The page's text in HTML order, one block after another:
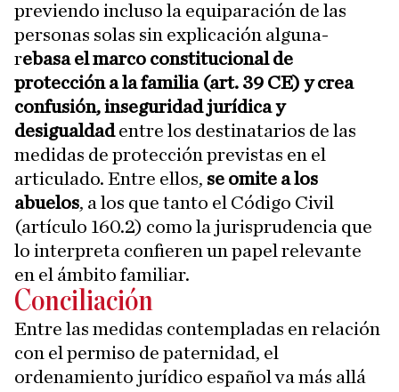
previendo incluso la equiparación de las
personas solas sin explicación alguna-
rebasa el marco constitucional de
protección a la familia (art. 39 CE) y crea
confusión, inseguridad jurídica y
desigualdadentre los destinatarios de las
medidas de protección previstas en el
articulado. Entre ellos, se omite a los
abuelos, a los que tanto el Código Civil
(artículo 160.2) como la jurisprudencia que
lo interpreta confieren un papel relevante
en el ámbito familiar.
Conciliación
Entre las medidas contempladas en relación
con el permiso de paternidad, el
ordenamiento jurídico español va más allá